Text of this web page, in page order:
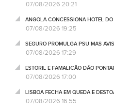
07/08/2026 20:21
ANGOLA CONCESSIONA HOTEL
07/08/2026 19:25
SEGURO PROMULGA PSU MAS
07/08/2026 17:29
ESTORIL E FAMALICÃO DÃO
07/08/2026 17:00
LISBOA FECHA EM QUEDA E
07/08/2026 16:55